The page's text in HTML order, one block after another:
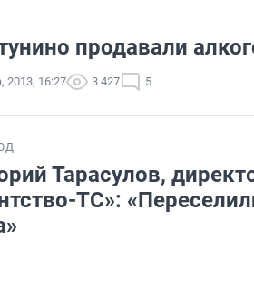
продавали
2013, 16:27 3 427 5
Тарасулов,
ТС»: